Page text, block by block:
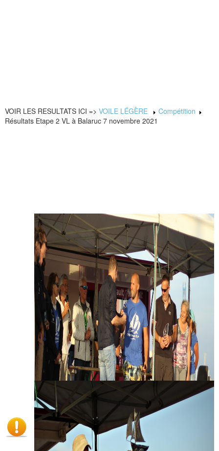
VOIR LES RESULTATS ICI => VOILE LÉGÈRE
Compétition
Résultats Etape 2 VL à Balaruc 7 novembre 2021